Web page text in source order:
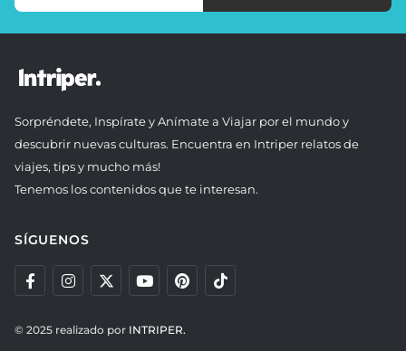
Sorpréndete, Inspírate y Anímate a Viajar por el mundo y
descubrir nuevas culturas. Encuentra en Intriper relatos de
viajes, tips y mucho más!
Tenemos los contenidos que te interesan.
SÍGUENOS
© 2025 realizado por INTRIPER.